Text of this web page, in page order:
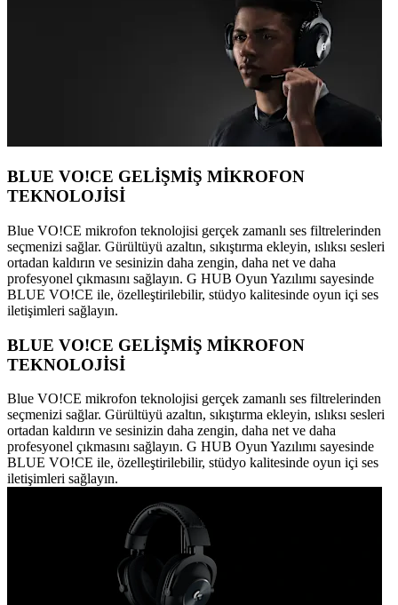
BLUE VO!CE GELİŞMİŞ MİKROFON
TEKNOLOJİSİ
Blue VO!CE mikrofon teknolojisi gerçek zamanlı ses filtrelerinden
seçmenizi sağlar. Gürültüyü azaltın, sıkıştırma ekleyin, ıslıksı sesleri
ortadan kaldırın ve sesinizin daha zengin, daha net ve daha
profesyonel çıkmasını sağlayın. G HUB Oyun Yazılımı sayesinde
BLUE VO!CE ile, özelleştirilebilir, stüdyo kalitesinde oyun içi ses
iletişimleri sağlayın.
BLUE VO!CE GELİŞMİŞ MİKROFON
TEKNOLOJİSİ
Blue VO!CE mikrofon teknolojisi gerçek zamanlı ses filtrelerinden
seçmenizi sağlar. Gürültüyü azaltın, sıkıştırma ekleyin, ıslıksı sesleri
ortadan kaldırın ve sesinizin daha zengin, daha net ve daha
profesyonel çıkmasını sağlayın. G HUB Oyun Yazılımı sayesinde
BLUE VO!CE ile, özelleştirilebilir, stüdyo kalitesinde oyun içi ses
iletişimleri sağlayın.